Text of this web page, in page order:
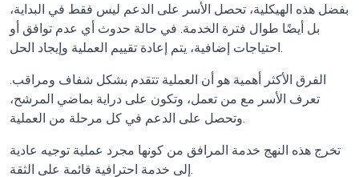
بفضل هذه الهيكلية، تحصل الأسر على الدعم ليس فقط في البداية،
بل أيضًا طوال فترة الخدمة. في حالة حدوث أي عدم توافق أو
احتياجات إضافية، يتم إعادة تقييم العملية وإيجاد الحل.
الفرق الأكثر أهمية هو أن العملية تتقدم بشكل شفاف ومراقب.
تعرف الأسر مع من تعمل، وتكون على دراية بماضي المرشح،
وتحصل على الدعم في كل مرحلة من العملية.
تخرج هذه النهج خدمة المرافق من كونها مجرد عملية توجيه عادية
إلى خدمة احترافية قائمة على الثقة.